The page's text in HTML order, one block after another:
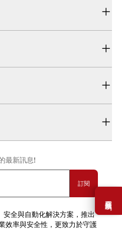
需要幫助嗎？
最新訊息!
訂閱
安全與自動化解決方案，推出
效率與安全性，更致力於守護